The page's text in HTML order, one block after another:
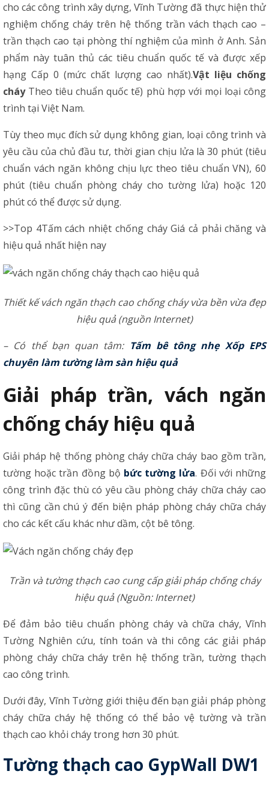
cho các công trình xây dựng, Vĩnh Tường đã thực hiện thử
nghiệm chống cháy trên hệ thống trần vách thạch cao –
trần thạch cao tại phòng thí nghiệm của mình ở Anh. Sản
phẩm này tuân thủ các tiêu chuẩn quốc tế và được xếp
hạng Cấp 0 (mức chất lượng cao nhất).Vật liệu chống
cháyTheo tiêu chuẩn quốc tế) phù hợp với mọi loại công
trình tại Việt Nam.
Tùy theo mục đích sử dụng không gian, loại công trình và
yêu cầu của chủ đầu tư, thời gian chịu lửa là 30 phút (tiêu
chuẩn vách ngăn không chịu lực theo tiêu chuẩn VN), 60
phút (tiêu chuẩn phòng cháy cho tường lửa) hoặc 120
phút có thể được sử dụng.
>>Top 4Tấm cách nhiệt chống cháyGiá cả phải chăng và
hiệu quả nhất hiện nay
Thiết kế vách ngăn thạch cao chống cháy vừa bền vừa đẹp
hiệu quả (nguồn Internet)
– Có thể bạn quan tâm: Tấm bê tông nhẹ Xốp EPS
chuyên làm tường làm sàn hiệu quả
Giải pháp trần, vách ngăn
chống cháy hiệu quả
Giải pháp hệ thống phòng cháy chữa cháy bao gồm trần,
tường hoặc trần đồng bộ bức tường lửa. Đối với những
công trình đặc thù có yêu cầu phòng cháy chữa cháy cao
thì cũng cần chú ý đến biện pháp phòng cháy chữa cháy
cho các kết cấu khác như dầm, cột bê tông.
Trần và tường thạch cao cung cấp giải pháp chống cháy
hiệu quả (Nguồn: Internet)
Để đảm bảo tiêu chuẩn phòng cháy và chữa cháy, Vĩnh
Tường Nghiên cứu, tính toán và thi công các giải pháp
phòng cháy chữa cháy trên hệ thống trần, tường thạch
cao công trình.
Dưới đây, Vĩnh Tường giới thiệu đến bạn giải pháp phòng
cháy chữa cháy hệ thống có thể bảo vệ tường và trần
thạch cao khỏi cháy trong hơn 30 phút.
Tường thạch cao GypWall DW1